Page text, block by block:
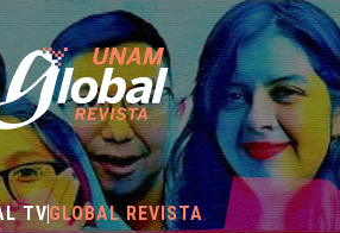
TVGLOBAL REVISTA